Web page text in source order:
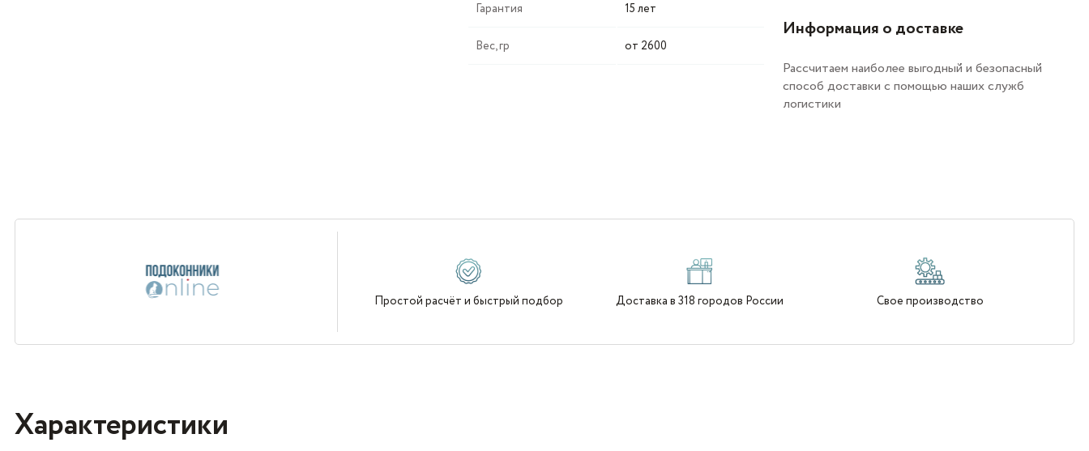
Гарантия 15 лет
Вес, гр от 2600
Информация о доставке
Рассчитаем наиболее выгодный и безопасный
способ доставки с помощью наших служб
логистики
Простой расчёт и быстрый подбор Доставка в 318 городов России Свое производство
Характеристики